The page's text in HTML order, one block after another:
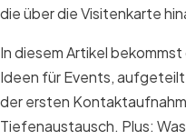
die über die Visitenkarte
In diesem Artikel
Ideen für Events,
der ersten
Tiefenaustausch. Plus: